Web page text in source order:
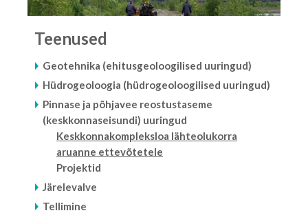
Teenused
Geotehnika (ehitusgeoloogilised uuringud)
Hüdrogeoloogia (hüdrogeoloogilised uuringud)
Pinnase ja põhjavee reostustaseme
(keskkonnaseisundi) uuringud
Keskkonnakompleksloa lähteolukorra
aruanne ettevõtetele
Projektid
Järelevalve
Tellimine